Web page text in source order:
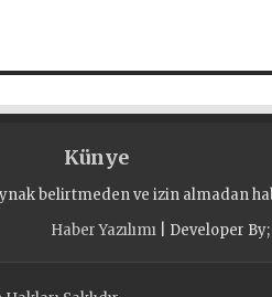
Künye
belirtmeden ve izin almadan
Haber Yazılımı| Developer By;